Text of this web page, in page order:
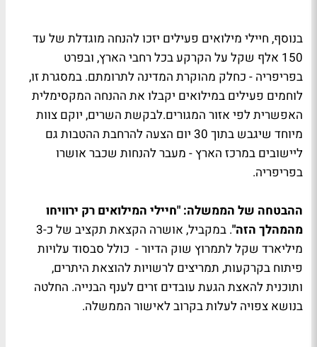
בנוסף, חיילי מילואים פעילים יזכו להנחה מוגדלת של עד
150 אלף שקל על הקרקע בכל רחבי הארץ, ובפרט
בפריפריה - כחלק מהוקרת המדינה לתרומתם. במסגרת זו,
לוחמים פעילים במילואים יקבלו את ההנחה המקסימלית
האפשרית לפי אזור המגורים.לבקשת השרים, יוקם צוות
מיוחד שיגבש בתוך 30 יום הצעה להרחבת ההטבות גם
ליישובים במרכז הארץ - מעבר להנחות שכבר אושרו
בפריפריה.
ההבטחה של הממשלה: "חיילי המילואים רק ירוויחו
מהמהלך הזה"
. במקביל, אושרה הקצאת תקציב של כ-3
מיליארד שקל לתמרוץ שוק הדיור - כולל סבסוד עלויות
פיתוח בקרקעות, תמריצים לרשויות להוצאת היתרים,
ותוכנית להאצת הגעת עובדים זרים לענף הבנייה. החלטה
בנושא צפויה לעלות בקרוב לאישור הממשלה.